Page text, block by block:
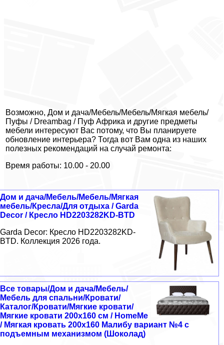
Возможно, Дом и дача/Мебель/Мебель/Мягкая мебель/
Пуфы / Dreambag / Пуф Африка и другие предметы
мебели интересуют Вас потому, что Вы планируете
обновление интерьера? Тогда вот Вам одна из наших
полезных рекомендаций на случай ремонта:
Время работы: 10.00 - 20.00
Дом и дача/Мебель/Мебель/Мягкая
мебель/Кресла/Для отдыха / Garda
Decor / Кресло HD2203282KD-BTD
Garda Decor: Кресло HD2203282KD-
BTD. Коллекция 2026 года.
Все товары/Дом и дача/Мебель/
Мебель для спальни/Кровати/
Каталог/Кровати/Мягкие кровати/
Мягкие кровати 200х160 см / HomeMe
/ Мягкая кровать 200х160 Малибу вариант №4 с
подъемным механизмом (Шоколад)